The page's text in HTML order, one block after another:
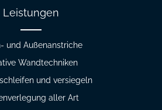
Leistungen
und Außenanstriche
Wandtechniken
und versiegeln
aller Art